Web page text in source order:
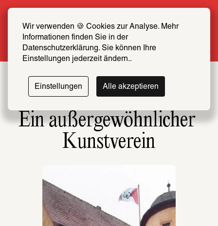
Wir verwenden 🍪 Cookies zur Analyse. Mehr
Informationen finden Sie in der
Datenschutzerklärung. Sie können Ihre
Einstellungen jederzeit ändern..
Einstellungen Alle akzeptieren
SCHIRN FREUND*IN werden
Mehr erfahren
Ein außergewöhnlicher
Kunstverein